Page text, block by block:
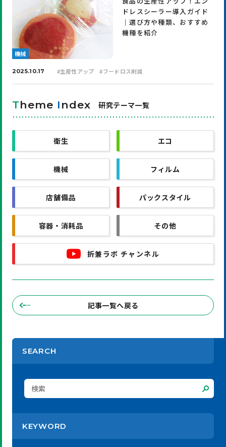
機械
ドレスシーラー導入ガイド
｜選び方や種類、おすすめ
機種を紹介
2025.10.17 #生産性アップ #フードロス削減
Theme I ndex 研究テーマ一覧
衛生 エコ
機械 フィルム
店舗備品 パックスタイル
容器・消耗品 その他
折兼ラボ チャンネル
記事一覧へ戻る
SEARCH
KEYWORD